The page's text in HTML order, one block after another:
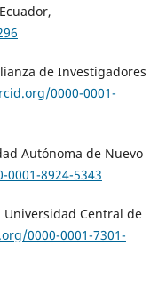
de Investigadores
0000-0001-
Autónoma de Nuevo
8924-5343
Universidad Central de
0000-0001-7301-